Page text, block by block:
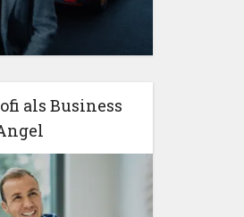
als Business